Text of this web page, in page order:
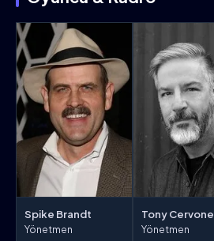
Spike Brandt
Yönetmen
Tony Cervone
Yönetmen